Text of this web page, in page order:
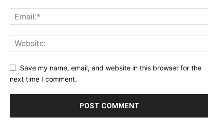
Save my name, email, and website in this browser for the
next time I comment.